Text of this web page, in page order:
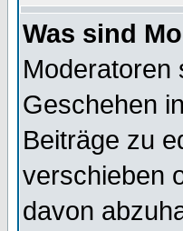
Was sind
Moderatoren
Geschehen
Beiträge zu
verschieben
davon